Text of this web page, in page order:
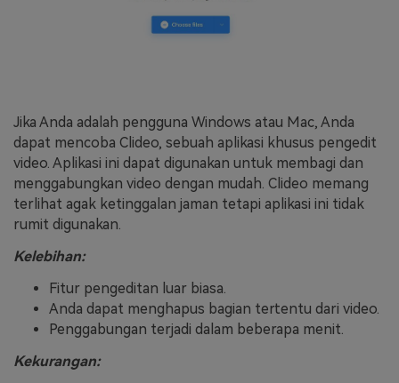
Jika Anda adalah pengguna Windows atau Mac, Anda
dapat mencoba Clideo, sebuah aplikasi khusus pengedit
video. Aplikasi ini dapat digunakan untuk membagi dan
menggabungkan video dengan mudah. Clideo memang
terlihat agak ketinggalan jaman tetapi aplikasi ini tidak
rumit digunakan.
Kelebihan:
Fitur pengeditan luar biasa.
Anda dapat menghapus bagian tertentu dari video.
Penggabungan terjadi dalam beberapa menit.
Kekurangan: